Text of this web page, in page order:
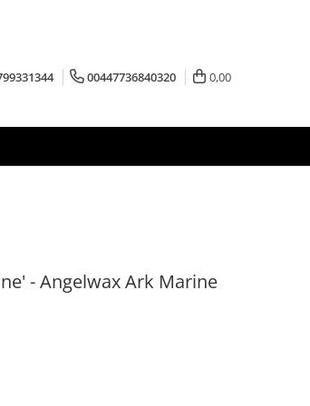
00447736840320 0,00
- Angelwax Ark Marine